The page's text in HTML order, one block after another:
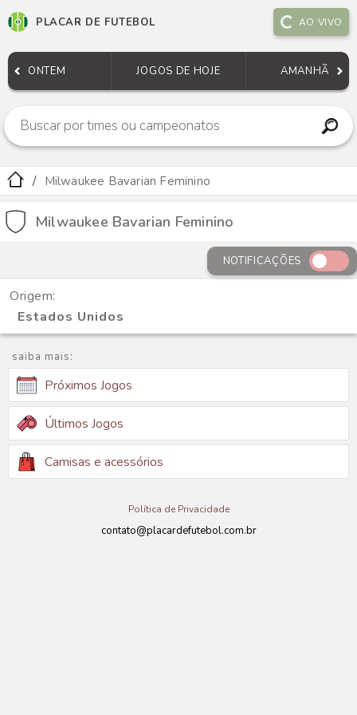
PLACAR DE FUTEBOL AO VIVO
ONTEM JOGOS DE HOJE AMANHÃ
Milwaukee Bavarian Feminino
Milwaukee Bavarian Feminino
NOTIFICAÇÕES
Origem:
Estados Unidos
saiba mais:
Próximos Jogos
Últimos Jogos
Camisas e acessórios
Política de Privacidade
contato@placardefutebol.com.br